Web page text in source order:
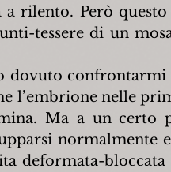
rilento. Però
tessere di un
dovuto
l’embrione nelle
Ma a un certo
normalmente
deformata-